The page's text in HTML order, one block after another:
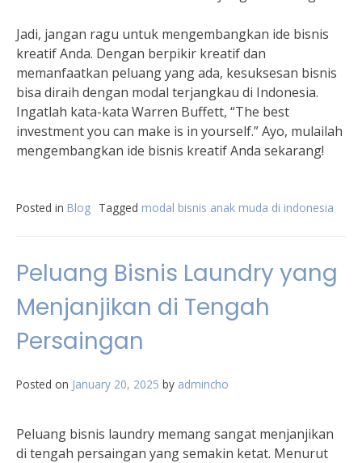
Jadi, jangan ragu untuk mengembangkan ide bisnis
kreatif Anda. Dengan berpikir kreatif dan
memanfaatkan peluang yang ada, kesuksesan bisnis
bisa diraih dengan modal terjangkau di Indonesia.
Ingatlah kata-kata Warren Buffett, “The best
investment you can make is in yourself.” Ayo, mulailah
mengembangkan ide bisnis kreatif Anda sekarang!
Posted in Blog Tagged modal bisnis anak muda di indonesia
Peluang Bisnis Laundry yang
Menjanjikan di Tengah
Persaingan
Posted on January 20, 2025 by admincho
Peluang bisnis laundry memang sangat menjanjikan
di tengah persaingan yang semakin ketat. Menurut